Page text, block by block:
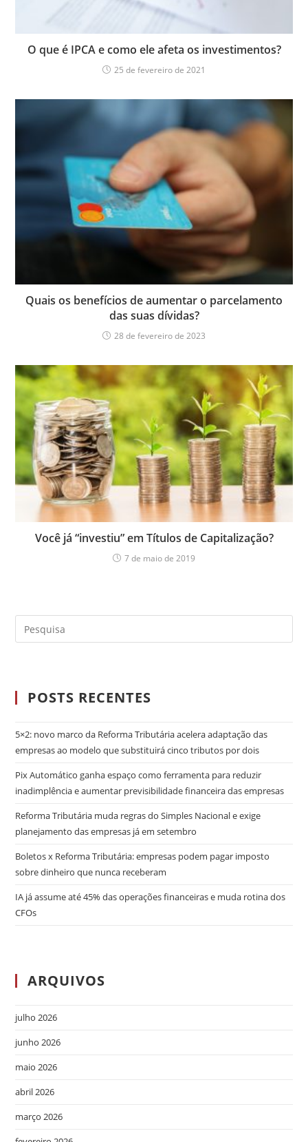
O que é IPCA e como ele afeta os investimentos?
25 de fevereiro de 2021
Quais os benefícios de aumentar o parcelamento
das suas dívidas?
28 de fevereiro de 2023
Você já “investiu” em Títulos de Capitalização?
7 de maio de 2019
POSTS RECENTES
5×2: novo marco da Reforma Tributária acelera adaptação das
empresas ao modelo que substituirá cinco tributos por dois
Pix Automático ganha espaço como ferramenta para reduzir
inadimplência e aumentar previsibilidade financeira das empresas
Reforma Tributária muda regras do Simples Nacional e exige
planejamento das empresas já em setembro
Boletos x Reforma Tributária: empresas podem pagar imposto
sobre dinheiro que nunca receberam
IA já assume até 45% das operações financeiras e muda rotina dos
CFOs
ARQUIVOS
julho 2026
junho 2026
maio 2026
abril 2026
março 2026